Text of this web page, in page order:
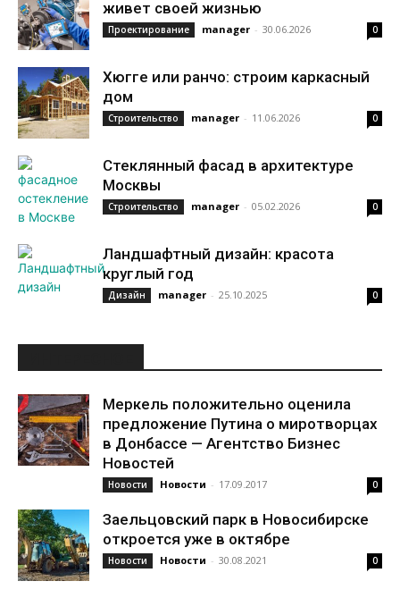
живет своей жизнью
Проектирование manager - 30.06.2026 0
Хюгге или ранчо: строим каркасный
дом
Строительство manager - 11.06.2026 0
Стеклянный фасад в архитектуре
Москвы
Строительство manager - 05.02.2026 0
Ландшафтный дизайн: красота
круглый год
Дизайн manager - 25.10.2025 0
Меркель положительно оценила
предложение Путина о миротворцах
в Донбассе — Агентство Бизнес
Новостей
Новости Новости - 17.09.2017 0
Заельцовский парк в Новосибирске
откроется уже в октябре
Новости Новости - 30.08.2021 0